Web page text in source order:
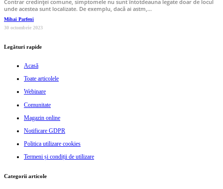
Contrar credinței comune, simptomele nu sunt întotdeauna legate doar de locul
unde acestea sunt localizate. De exemplu, dacă ai astm,…
Mihai Parfeni
30 octombrie 2023
Legături rapide
Acasă
Toate articolele
Webinare
Comunitate
Magazin online
Notificare GDPR
Politica utilizare cookies
Termeni și condiții de utilizare
Categorii articole